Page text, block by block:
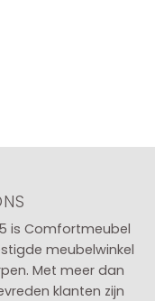
is Comfortmeubel
meubelwinkel
. Met meer dan
klanten zijn